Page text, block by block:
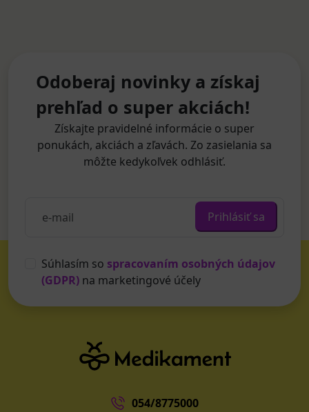
Odoberaj novinky a získaj
prehľad o super akciách!
Získajte pravidelné informácie o super
ponukách, akciách a zľavách. Zo zasielania sa
môžte kedykoľvek odhlásiť.
Prihlásiť sa
Súhlasím so spracovaním osobných údajov
(GDPR) na marketingové účely
054/8775000